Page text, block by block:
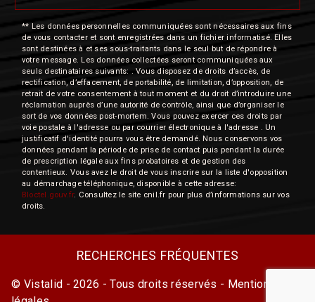
** Les données personnelles communiquées sont nécessaires aux fins
de vous contacter et sont enregistrées dans un fichier informatisé. Elles
sont destinées à et ses sous-traitants dans le seul but de répondre à
votre message. Les données collectées seront communiquées aux
seuls destinataires suivants: . Vous disposez de droits d’accès, de
rectification, d’effacement, de portabilité, de limitation, d’opposition, de
retrait de votre consentement à tout moment et du droit d’introduire une
réclamation auprès d’une autorité de contrôle, ainsi que d’organiser le
sort de vos données post-mortem. Vous pouvez exercer ces droits par
voie postale à l'adresse ou par courrier électronique à l'adresse . Un
justificatif d'identité pourra vous être demandé. Nous conservons vos
données pendant la période de prise de contact puis pendant la durée
de prescription légale aux fins probatoires et de gestion des
contentieux. Vous avez le droit de vous inscrire sur la liste d'opposition
au démarchage téléphonique, disponible à cette adresse:
Bloctel.gouv.fr. Consultez le site cnil.fr pour plus d’informations sur vos
droits.
RECHERCHES FRÉQUENTES
© Vistalid - 2026 - Tous droits réservés - Mentions